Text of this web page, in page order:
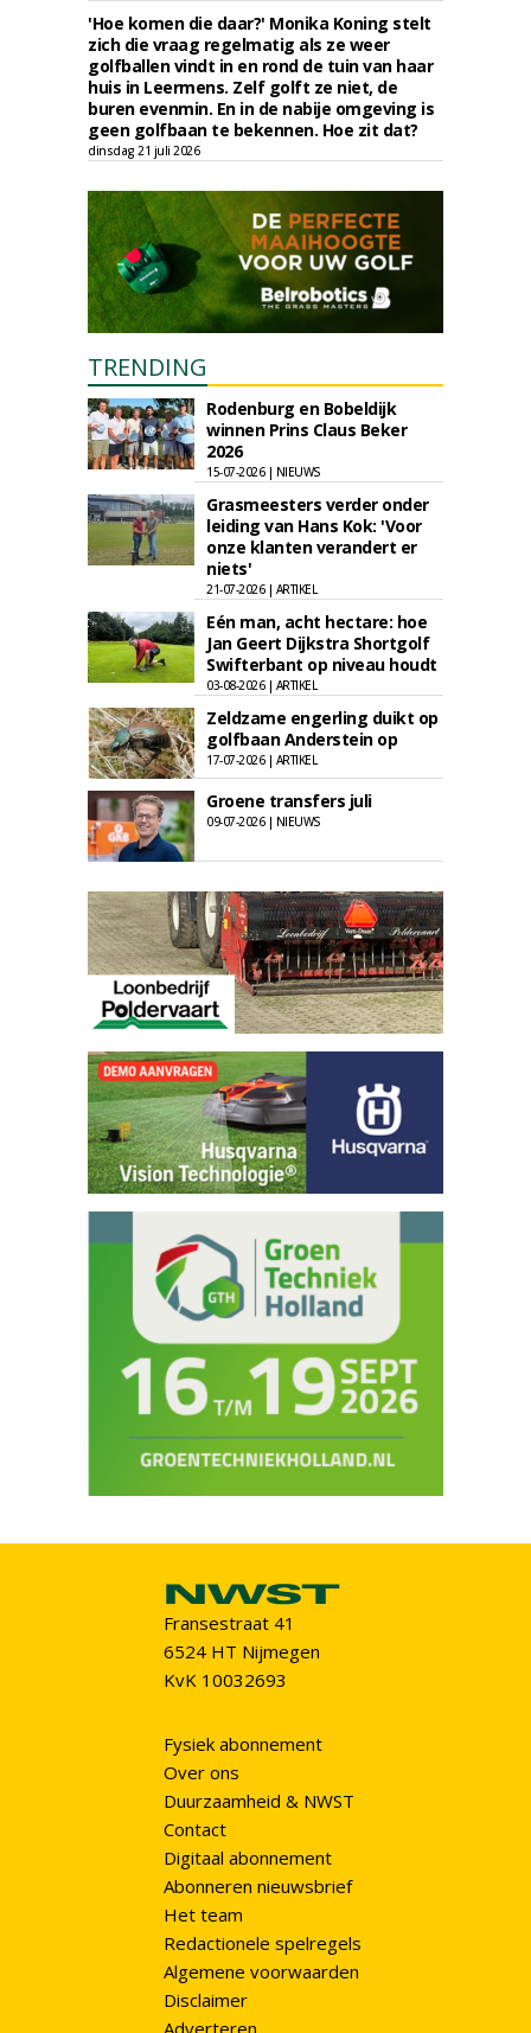
'Hoe komen die daar?' Monika Koning stelt
zich die vraag regelmatig als ze weer
golfballen vindt in en rond de tuin van haar
huis in Leermens. Zelf golft ze niet, de
buren evenmin. En in de nabije omgeving is
geen golfbaan te bekennen. Hoe zit dat?
dinsdag 21 juli 2026
TRENDING
Rodenburg en Bobeldijk
winnen Prins Claus Beker
2026
15-07-2026 | NIEUWS
Grasmeesters verder onder
leiding van Hans Kok: 'Voor
onze klanten verandert er
niets'
21-07-2026 | ARTIKEL
Eén man, acht hectare: hoe
Jan Geert Dijkstra Shortgolf
Swifterbant op niveau houdt
03-08-2026 | ARTIKEL
Zeldzame engerling duikt op
golfbaan Anderstein op
17-07-2026 | ARTIKEL
Groene transfers juli
09-07-2026 | NIEUWS
Fransestraat 41
6524 HT Nijmegen
KvK 10032693
Fysiek abonnement
Over ons
Duurzaamheid & NWST
Contact
Digitaal abonnement
Abonneren nieuwsbrief
Het team
Redactionele spelregels
Algemene voorwaarden
Disclaimer